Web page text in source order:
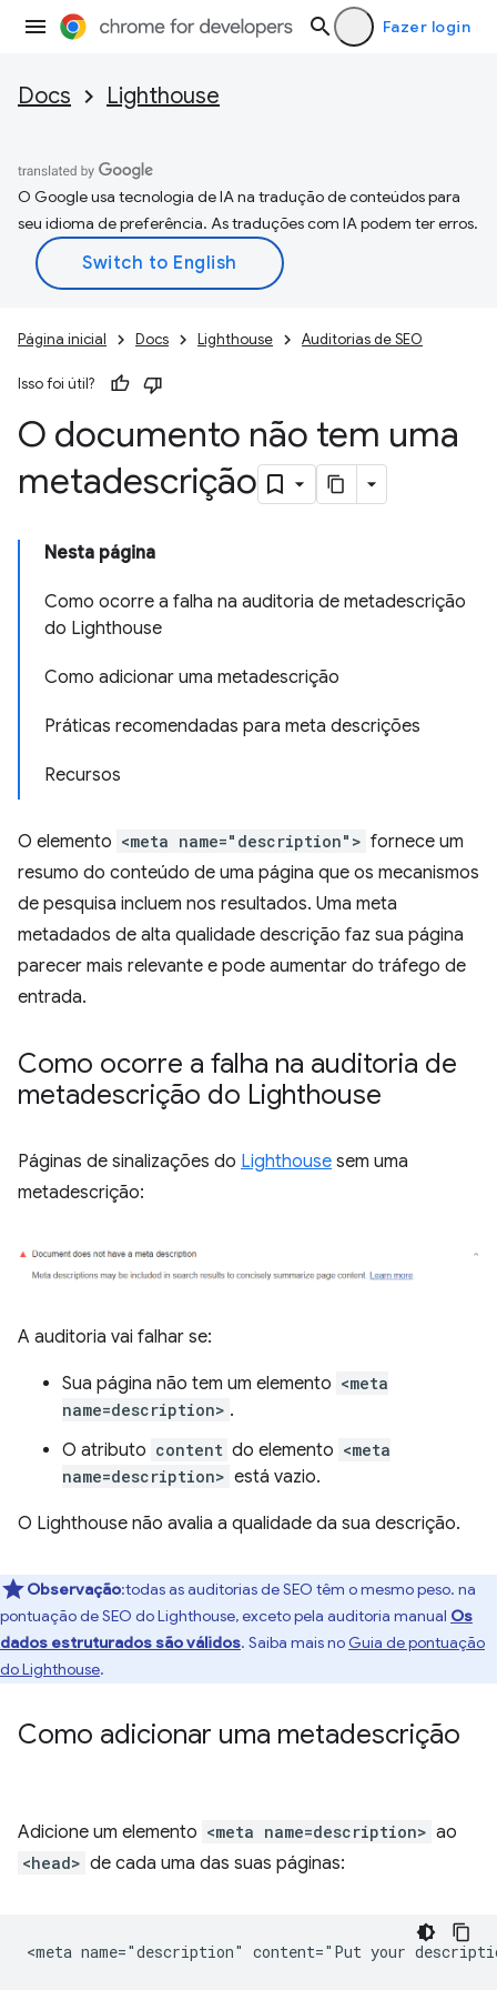
Fazer login
Docs Lighthouse
O Google usa tecnologia de IA na tradução de conteúdos para
seu idioma de preferência. As traduções com IA podem ter erros.
Página inicial Docs Lighthouse Auditorias de SEO
Isso foi útil?
O documento não tem uma
metadescrição
Nesta página
Como ocorre a falha na auditoria de metadescrição
do Lighthouse
Como adicionar uma metadescrição
Práticas recomendadas para meta descrições
Recursos
O elemento <meta name="description"> fornece um
resumo do conteúdo de uma página que os mecanismos
de pesquisa incluem nos resultados. Uma meta
metadados de alta qualidade descrição faz sua página
parecer mais relevante e pode aumentar do tráfego de
entrada.
Como ocorre a falha na auditoria de
metadescrição do Lighthouse
Páginas de sinalizações do Lighthouse sem uma
metadescrição:
A auditoria vai falhar se:
Sua página não tem um elemento <meta
name=description> .
O atributo content do elemento <meta
name=description> está vazio.
O Lighthouse não avalia a qualidade da sua descrição.
Observação:todas as auditorias de SEO têm o mesmo peso. na
pontuação de SEO do Lighthouse, exceto pela auditoria manual Os
dados estruturados são válidos. Saiba mais no Guia de pontuação
do Lighthouse.
Como adicionar uma metadescrição
Adicione um elemento <meta name=description> ao
<head> de cada uma das suas páginas: